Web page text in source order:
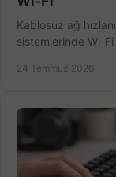
Kablosuz ağ
sistemlerinde Wi-
24 Temmuz 2026